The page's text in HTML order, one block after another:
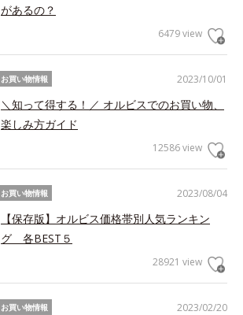
があるの？
6479 view
2023/10/01
お買い物情報
＼知って得する！／ オルビスでのお買い物、
楽しみ方ガイド
12586 view
2023/08/04
お買い物情報
【保存版】オルビス価格帯別人気ランキン
グ 各BEST５
28921 view
2023/02/20
お買い物情報